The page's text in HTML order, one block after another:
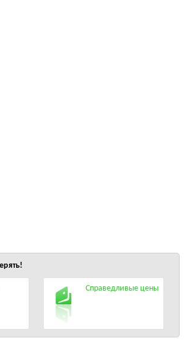
Справедливые цены